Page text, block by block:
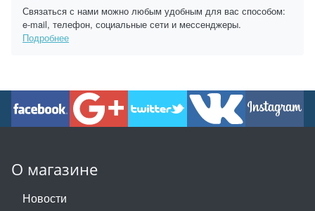
Связаться с нами можно любым удобным для вас способом:
e-mail, телефон, социальные сети и мессенджеры.
Подробнее
О магазине
Новости